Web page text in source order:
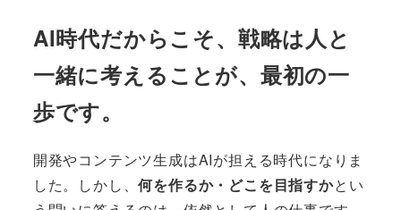
AI時代だからこそ、戦略は人と
一緒に考えることが、最初の一
歩です。
開発やコンテンツ生成はAIが担える時代になりま
した。しかし、何を作るか・どこを目指すかとい